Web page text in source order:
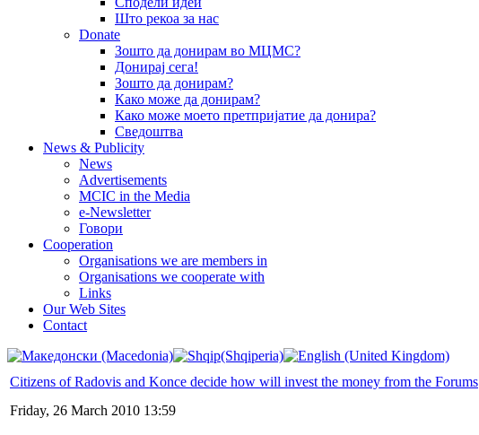
Што рекоа за нас
Donate
Зошто да донирам во МЦМС?
Донирај сега!
Зошто да донирам?
Како може да донирам?
Како може моето претпријатие да донира?
Сведоштва
News & Publicity
News
Advertisements
MCIC in the Media
e-Newsletter
Говори
Cooperation
Organisations we are members in
Organisations we cooperate with
Links
Our Web Sites
Contact
Citizens of Radovis and Konce decide how will invest the money from the Forums
Friday, 26 March 2010 13:59